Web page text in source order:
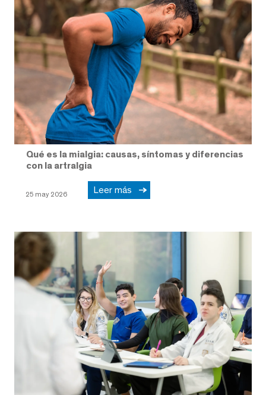
Qué es la mialgia: causas, síntomas y diferencias
con la artralgia
25 may 2026 Leer más